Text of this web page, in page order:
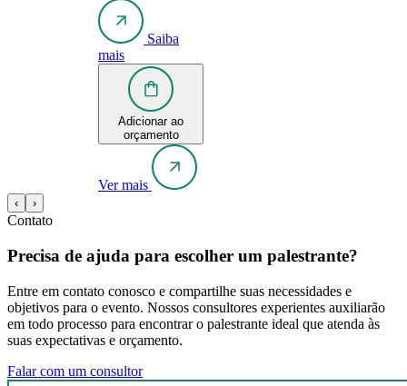
Saiba
mais
Adicionar ao
orçamento
Ver mais
‹ ›
Contato
Precisa de ajuda para escolher um palestrante?
Entre em contato conosco e compartilhe suas necessidades e
objetivos para o evento. Nossos consultores experientes auxiliarão
em todo processo para encontrar o palestrante ideal que atenda às
suas expectativas e orçamento.
Falar com um consultor